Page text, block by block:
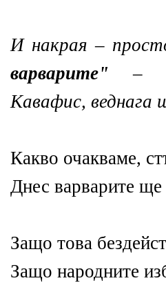
И накрая –
варварите" –
Кавафис, веднага
Какво очакваме,
Днес варварите ще
Защо това
Защо народните